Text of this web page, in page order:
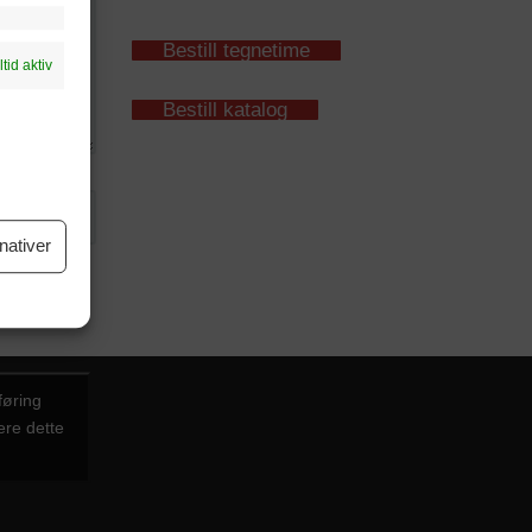
aktiv
Bestill tegnetime
Bestill katalog
dette